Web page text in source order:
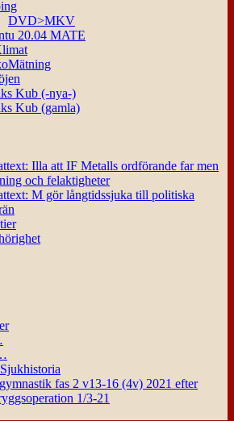
DVD>MKV
20.04 MATE
Kub (-nya-)
Kub (gamla)
Illa att IF Metalls ordförande far men
och felaktigheter
M gör långtidssjuka till politiska
fas 2 v13-16 (4v) 2021 efter
1/3-21